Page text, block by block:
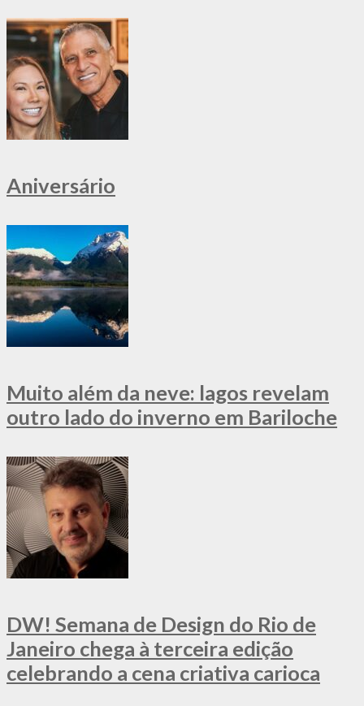
Aniversário
Muito além da neve: lagos revelam
outro lado do inverno em Bariloche
DW! Semana de Design do Rio de
Janeiro chega à terceira edição
celebrando a cena criativa carioca